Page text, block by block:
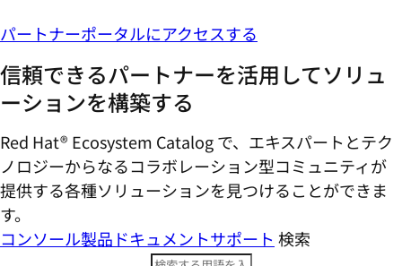
パートナーポータルにアクセスする
信頼できるパートナーを活用してソリュ
ーションを構築する
Red Hat® Ecosystem Catalog で、エキスパートとテク
ノロジーからなるコラボレーション型コミ​ュニティが
提供する各種ソリューションを見つけることができま
す。
コンソール製品ドキュメントサポート 検索